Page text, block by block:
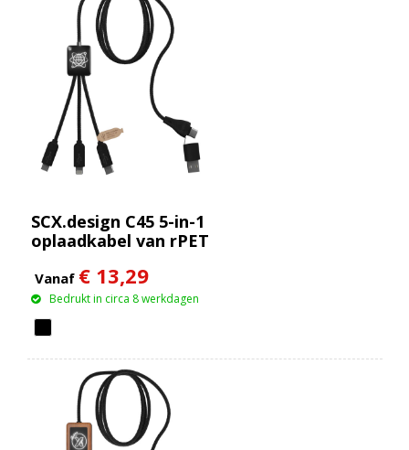
SCX.design C45 5-in-1
oplaadkabel van rPET
gegevensoverdracht
Vanaf € 13,29
Bedrukt in circa 8 werkdagen